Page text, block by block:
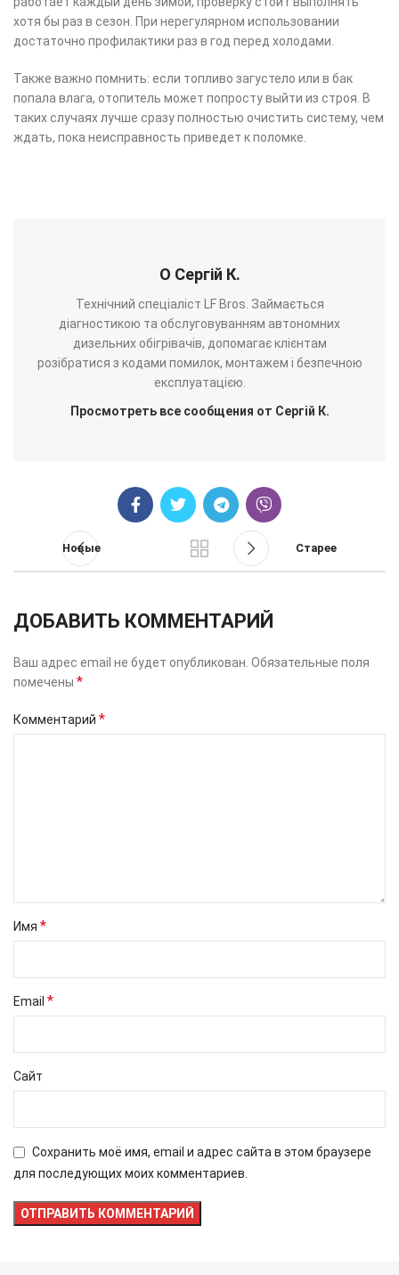
хотя бы раз в сезон. При нерегулярном использовании
достаточно профилактики раз в год перед холодами.
Также важно помнить: если топливо загустело или в бак
попала влага, отопитель может попросту выйти из строя. В
таких случаях лучше сразу полностью очистить систему, чем
ждать, пока неисправность приведет к поломке.
О Сергій К.
Технічний спеціаліст LF Bros. Займається
діагностикою та обслуговуванням автономних
дизельних обігрівачів, допомагає клієнтам
розібратися з кодами помилок, монтажем і безпечною
експлуатацією.
Просмотреть все сообщения от Сергій К.
Новые Старее
ДОБАВИТЬ КОММЕНТАРИЙ
Ваш адрес email не будет опубликован. Обязательные поля
помечены *
Комментарий *
Имя *
Email *
Сайт
Сохранить моё имя, email и адрес сайта в этом браузере
для последующих моих комментариев.